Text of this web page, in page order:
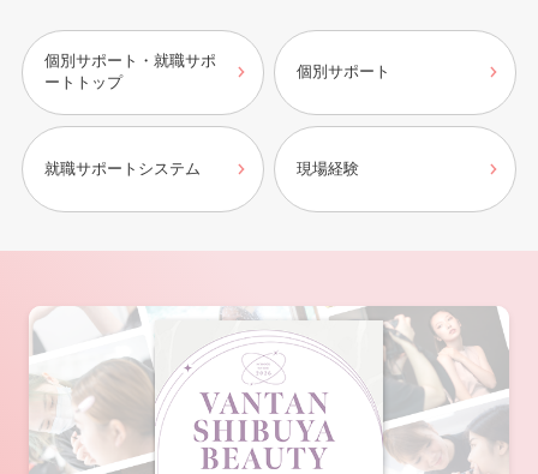
個別サポート・就職サポ
ートトップ
個別サポート
就職サポートシステム 現場経験